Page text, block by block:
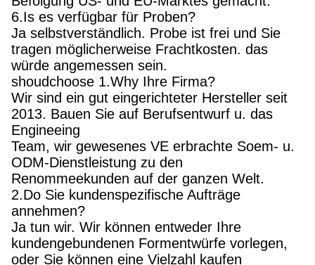
6.Is es verfügbar für Proben?
Ja selbstverständlich. Probe ist frei und Sie
tragen möglicherweise Frachtkosten. das
würde angemessen sein.
shoudchoose 1.Why Ihre Firma?
Wir sind ein gut eingerichteter Hersteller seit
2013. Bauen Sie auf Berufsentwurf u. das
Engineeing
Team, wir gewesenes VE erbrachte Soem- u.
ODM-Dienstleistung zu den
Renommeekunden auf der ganzen Welt.
2.Do Sie kundenspezifische Aufträge
annehmen?
Ja tun wir. Wir können entweder Ihre
kundengebundenen Formentwürfe vorlegen,
oder Sie können eine Vielzahl kaufen